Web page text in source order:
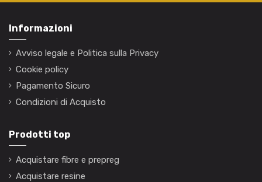
Informazioni
Avviso legale e Politica sulla Privacy
Cookie policy
Pagamento Sicuro
Condizioni di Acquisto
Prodotti top
Acquistare fibre e prepreg
Acquistare resine